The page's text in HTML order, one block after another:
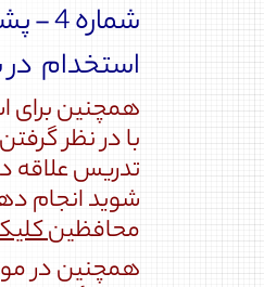
شماره 4 - پشتکار در استخدام و ایجاد خلاقیت :
استخدام
همچنین برای
با در نظر
تدریس علاقه
شوید انجام
محافظین
همچنین در